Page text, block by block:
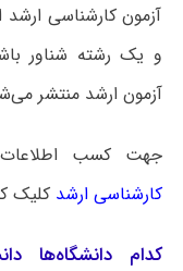
آزمون کارشناسی
و یک رشته شناور
آزمون ارشد منتشر
جهت کسب
کارشناسی ارشد کلیک
کدام دانشگاه‌ها